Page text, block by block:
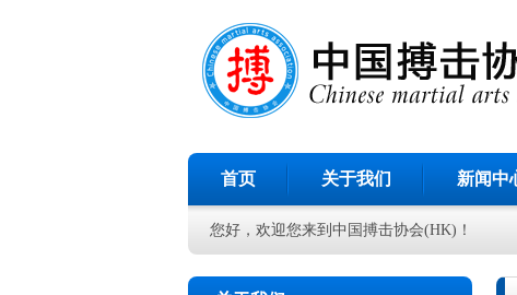
首页 关于我们 新闻中
您好，欢迎您来到中国搏击协会(HK)！